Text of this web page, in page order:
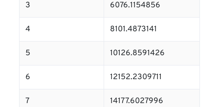
3 6076.1154856
4 8101.4873141
5 10126.8591426
6 12152.2309711
7 14177.6027996